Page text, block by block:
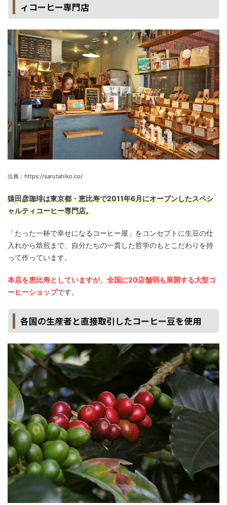
ィコーヒー専門店
出典：https://sarutahiko.co/
猿田彦珈琲は東京都・恵比寿で2011年6月にオープンしたスペシ
ャルティコーヒー専門店。
「たった一杯で幸せになるコーヒー屋」をコンセプトに生豆の仕
入れから焙煎まで、自分たちの一貫した哲学のもとこだわりを持
って作っています。
本店を恵比寿としていますが、全国に20店舗弱も展開する大型コ
ーヒーショップです。
各国の生産者と直接取引したコーヒー豆を使用